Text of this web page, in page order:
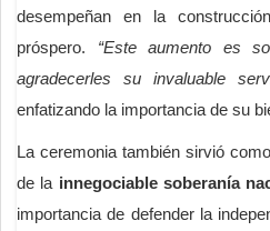
desempeñan en la
próspero. “Este aumento es
agradecerles su invaluable
enfatizando la importancia de su
La ceremonia también sirvió
de la innegociable soberanía
importancia de defender la